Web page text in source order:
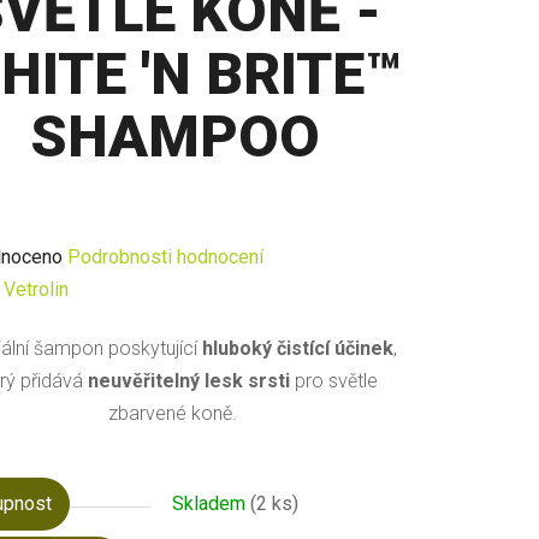
'N BRITE™
SHAMPOO
Podrobnosti hodnocení
Vetrolin
šampon poskytující hluboký čistící účinek,
přidává neuvěřitelný lesk srstipro světle
zbarvené koně.
Skladem (2 ks)